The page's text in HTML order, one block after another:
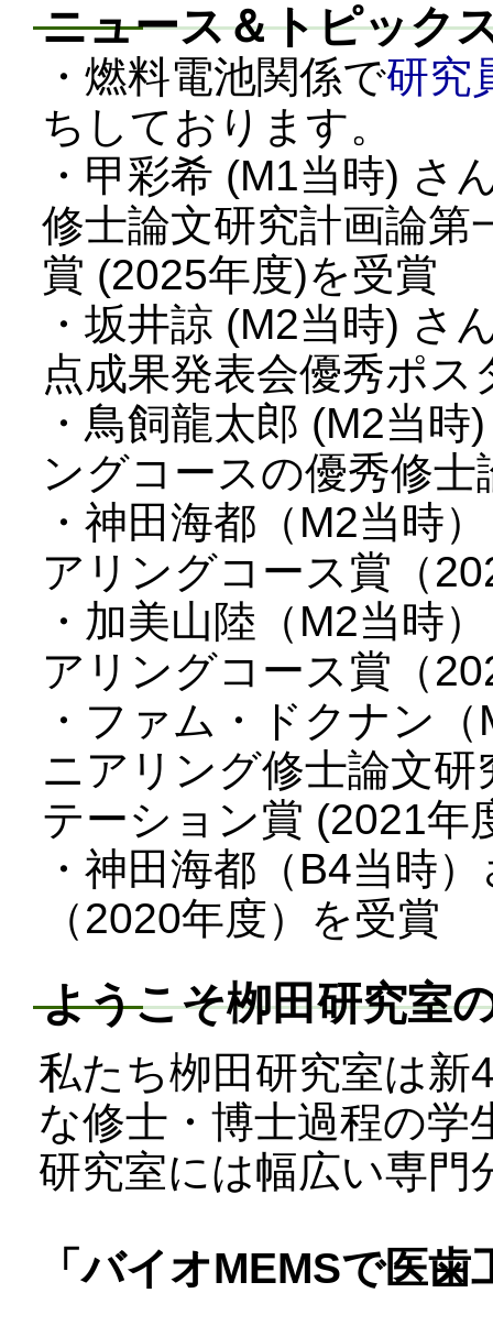
ニュース＆トピック
・燃料電池関係で研究
ちしております。
・甲彩希 (M1当時) さ
修士論文研究計画論
賞 (2025年度)を受賞
・坂井諒 (M2当時) さ
点成果発表会優秀ポ
・鳥飼龍太郎 (M2当
ングコースの優秀修
・神田海都（M2当時
アリングコース賞（
・加美山陸（M2当時
アリングコース賞（
・ファム・ドクナン
ニアリング修士論文
テーション賞 (2021年
・神田海都（B4当時
（2020年度）を受賞
ようこそ栁田研究室
私たち栁田研究室は新
な修士・博士過程の学
研究室には幅広い専門
「バイオMEMSで医